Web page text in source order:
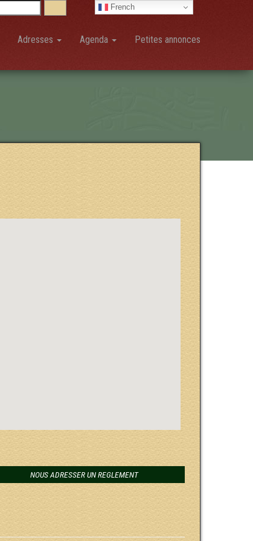
French
Adresses Agenda Petites annonces
NOUS ADRESSER UN REGLEMENT